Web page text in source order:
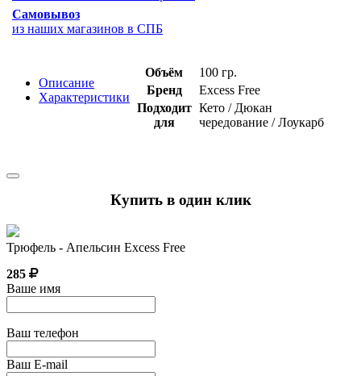
Самовывоз
из наших магазинов в СПБ
Описание
Характеристики
Объём
100 гр.
Бренд
Excess Free
Подходит
для
Кето / Дюкан
чередование / Лоукарб
Купить в один клик
Трюфель - Апельсин Excess Free
285
Ваше имя
Ваш телефон
Ваш E-mail